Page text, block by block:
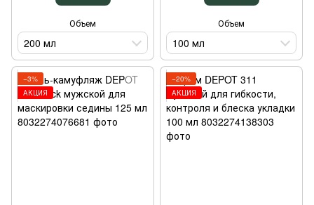
Объем
200 мл
Объем
100 мл
−3%
АКЦИЯ
−20%
АКЦИЯ